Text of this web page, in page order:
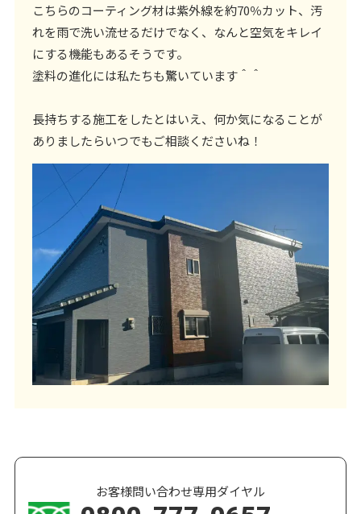
こちらのコーティング材は紫外線を約70％カット、汚
れを雨で洗い流せるだけでなく、なんと空気をキレイ
にする機能もあるそうです。
塗料の進化には私たちも驚いています＾＾
長持ちする施工をしたとはいえ、何か気になることが
ありましたらいつでもご相談くださいね！
お客様問い合わせ専用ダイヤル